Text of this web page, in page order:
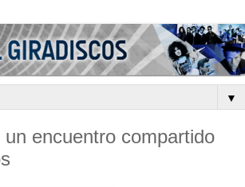
▼
encuentro compartido